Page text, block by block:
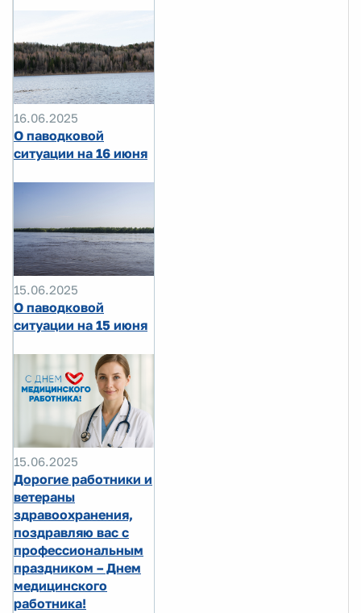
16.06.2025
О паводковой
ситуации на 16 июня
15.06.2025
О паводковой
ситуации на 15 июня
15.06.2025
Дорогие работники и
ветераны
здравоохранения,
поздравляю вас с
профессиональным
праздником – Днем
медицинского
работника!